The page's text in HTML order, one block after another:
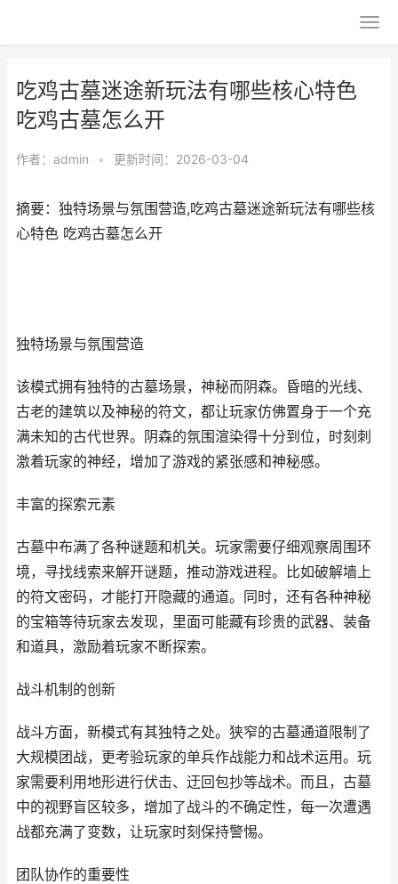
吃鸡古墓迷途新玩法有哪些核心特色
吃鸡古墓怎么开
作者： admin • 更新时间：2026-03-04
摘要：独特场景与氛围营造,吃鸡古墓迷途新玩法有哪些核
心特色 吃鸡古墓怎么开
独特场景与氛围营造
该模式拥有独特的古墓场景，神秘而阴森。昏暗的光线、
古老的建筑以及神秘的符文，都让玩家仿佛置身于一个充
满未知的古代世界。阴森的氛围渲染得十分到位，时刻刺
激着玩家的神经，增加了游戏的紧张感和神秘感。
丰富的探索元素
古墓中布满了各种谜题和机关。玩家需要仔细观察周围环
境，寻找线索来解开谜题，推动游戏进程。比如破解墙上
的符文密码，才能打开隐藏的通道。同时，还有各种神秘
的宝箱等待玩家去发现，里面可能藏有珍贵的武器、装备
和道具，激励着玩家不断探索。
战斗机制的创新
战斗方面，新模式有其独特之处。狭窄的古墓通道限制了
大规模团战，更考验玩家的单兵作战能力和战术运用。玩
家需要利用地形进行伏击、迂回包抄等战术。而且，古墓
中的视野盲区较多，增加了战斗的不确定性，每一次遭遇
战都充满了变数，让玩家时刻保持警惕。
团队协作的重要性